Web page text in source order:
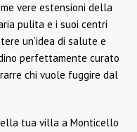
vere estensioni della
pulita e i suoi centri
un’idea di salute e
perfettamente curato
chi vuole fuggire dal
tua villa a Monticello